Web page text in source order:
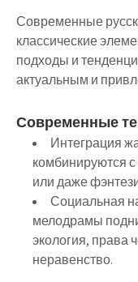
Современные
классические
подходы и
актуальным и
Современные
Интеграция
комбинируются
или даже
Социальная
мелодрамы
экология, права
неравенство.